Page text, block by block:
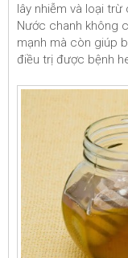
lây nhiễm và loại
Nước chanh không
mạnh mà còn giúp
điều trị được bệnh